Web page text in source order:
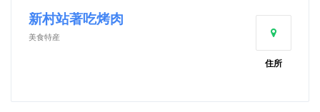
新村站著吃烤肉
美食特産
住所